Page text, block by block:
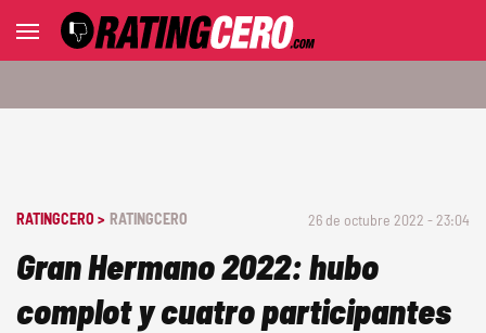
RATINGCERO > RATINGCERO 26 de octubre 2022 - 23:04
Gran Hermano 2022: hubo
complot y cuatro participantes